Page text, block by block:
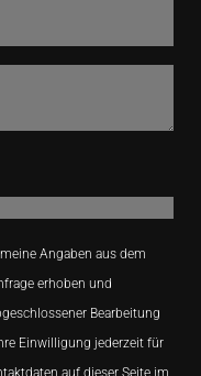
Angaben aus dem
erhoben und
Bearbeitung
Einwilligung jederzeit für
auf dieser Seite im